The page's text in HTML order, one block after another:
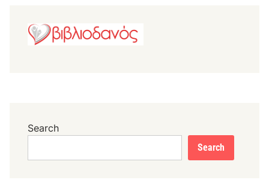
Search
Search